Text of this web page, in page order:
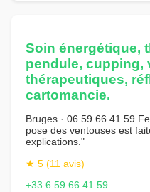
Soin énergétique,
pendule, cupping,
thérapeutiques,
cartomancie.
Bruges · 06 59 66 41 59
pose des ventouses est
explications."
★ 5 (11 avis)
+33 6 59 66 41 59